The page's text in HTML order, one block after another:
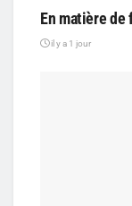
En matière
il y a 1 jour